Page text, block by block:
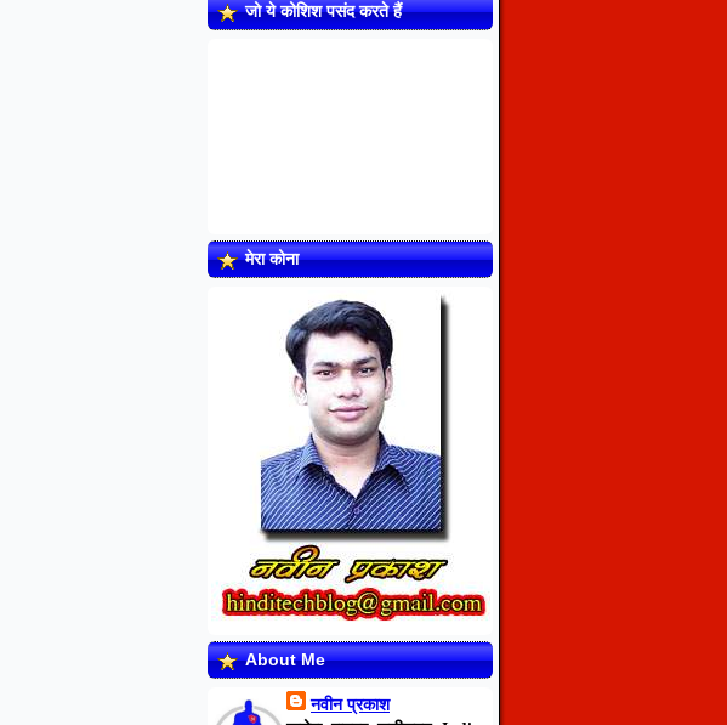
जो ये कोशिश पसंद करते हैं
मेरा कोना
About Me
नवीन प्रकाश